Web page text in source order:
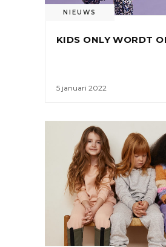
NIEUWS
KIDS ONLY WORDT
5 januari 2022